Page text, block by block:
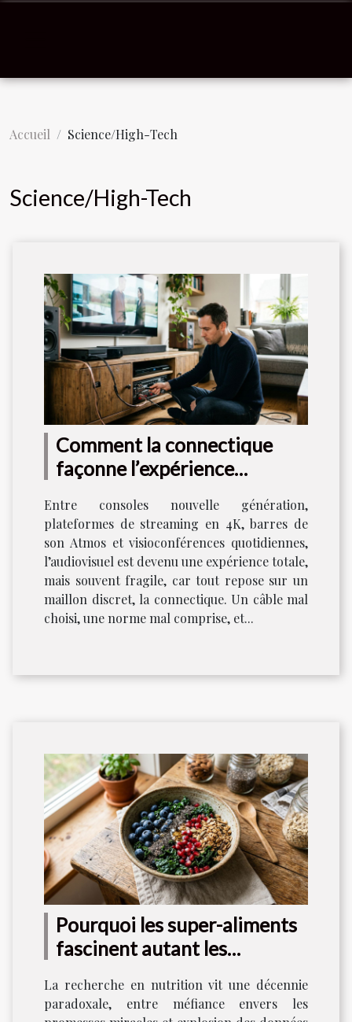
Accueil Science/High-Tech
Science/High-Tech
Comment la connectique
façonne l’expérience
Entre consoles nouvelle génération,
plateformes de streaming en 4K, barres de
son Atmos et visioconférences quotidiennes,
l’audiovisuel est devenu une expérience totale,
mais souvent fragile, car tout repose sur un
maillon discret, la connectique. Un câble mal
choisi, une norme mal comprise, et...
Pourquoi les super-aliments
fascinent autant les
La recherche en nutrition vit une décennie
paradoxale, entre méfiance envers les